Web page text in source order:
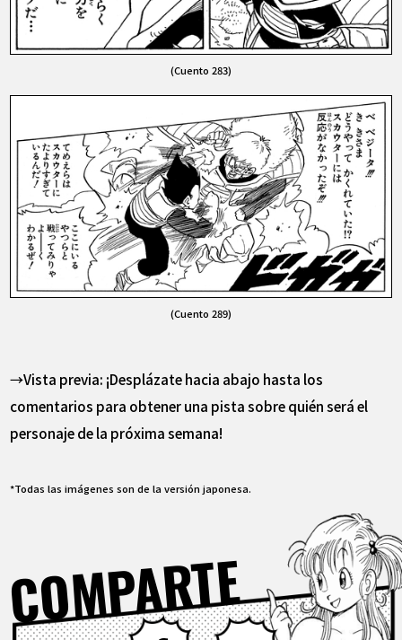
(Cuento 283)
(Cuento 289)
→Vista previa: ¡Desplázate hacia abajo hasta los
comentarios para obtener una pista sobre quién será el
personaje de la próxima semana!
*Todas las imágenes son de la versión japonesa.
COMPARTE
Facebook X